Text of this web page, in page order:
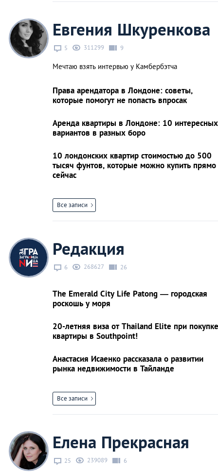
Евгения Шкуренкова
5 311299 9
Мечтаю взять интервью у Камбербэтча
Права арендатора в Лондоне: советы,
которые помогут не попасть впросак
Аренда квартиры в Лондоне: 10 интересных
вариантов в разных боро
10 лондонских квартир стоимостью до 500
тысяч фунтов, которые можно купить прямо
сейчас
Все записи
Редакция
6 268627 26
The Emerald City Life Patong — городская
роскошь у моря
20-летняя виза от Thailand Elite при покупке
квартиры в Southpoint!
Анастасия Исаенко рассказала о развитии
рынка недвижимости в Тайланде
Все записи
Елена Прекрасная
25 239089 6